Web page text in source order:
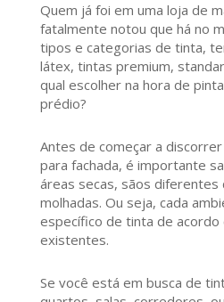
Quem já foi em uma loja de
fatalmente notou que há no
tipos e categorias de tinta,
látex, tintas premium,
qual escolher na hora de
prédio?
Antes de começar a
para fachada, é importante
áreas secas, sãos diferentes
molhadas. Ou seja, cada
específico de tinta de acordo
existentes.
Se você está em busca de